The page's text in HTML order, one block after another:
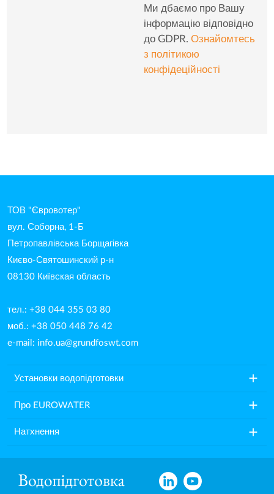
Ми дбаємо про Вашу
інформацію відповідно
до GDPR. Ознайомтесь
з політикою
конфідеційності
ТОВ "Євровотер"
вул. Соборна, 1-Б
Петропавлівська Борщагівка
Києво-Святошинский р-н
08130 Київская область
тел.: +38 044 355 03 80
моб.: +38 050 448 76 42
e-mail: info.ua@grundfoswt.com
Установки водопідготовки add
Про EUROWATER add
Натхнення add